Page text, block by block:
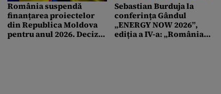
România suspendă
finanțarea proiectelor
din Republica Moldova
pentru anul 2026. Decizia
Sebastian Burduja la
conferința Gândul
„ENERGY NOW 2026”,
ediția a IV-a: „România